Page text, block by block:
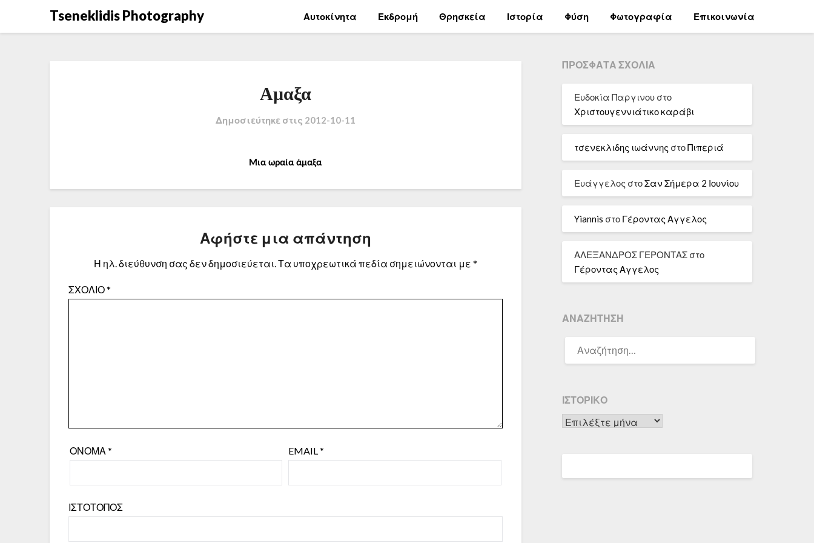
Tseneklidis Photography Αυτοκίνητα Εκδρομή Θρησκεία Ιστορία Φύση Φωτογραφία Επικοινωνία
Αμαξα
Δημοσιεύτηκε στις 2012-10-11
Μια ωραία άμαξα
Αφήστε μια απάντηση
Η ηλ. διεύθυνση σας δεν δημοσιεύεται.Τα υποχρεωτικά πεδία σημειώνονται με *
ΣΧΌΛΙΟ*
ΌΝΟΜΑ* EMAIL*
ΙΣΤΌΤΟΠΟΣ
ΠΡΌΣΦΑΤΑ ΣΧΌΛΙΑ
Ευδοκία Παργινουστο
Χριστουγεννιάτικο καράβι
τσενεκλιδης ιωάννης στοΠιπεριά
Ευάγγελος στοΣαν Σήμερα 2 Ιουνίου
Yiannis στο Γέροντας Αγγελος
ΑΛΕΞΑΝΔΡΟΣ ΓΕΡΟΝΤΑΣστο
Γέροντας Αγγελος
ΑΝΑΖΉΤΗΣΗ
ΓΙΑ:
ΙΣΤΟΡΙΚΌ
Ιστορικό